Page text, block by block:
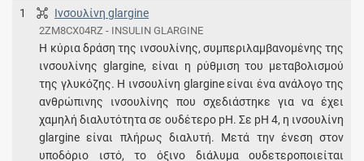
1 Ινσουλίνη glargine
2ZM8CX04RZ - INSULIN GLARGINE
Η κύρια δράση της ινσουλίνης, συμπεριλαμβανομένης της
ινσουλίνης glargine, είναι η ρύθμιση του μεταβολισμού
της γλυκόζης. Η ινσουλίνη glargine είναι ένα ανάλογο της
ανθρώπινης ινσουλίνης που σχεδιάστηκε για να έχει
χαμηλή διαλυτότητα σε ουδέτερο pH. Σε pH 4, η ινσουλίνη
glargine είναι πλήρως διαλυτή. Μετά την ένεση στον
υποδόριο ιστό, το όξινο διάλυμα ουδετεροποιείται